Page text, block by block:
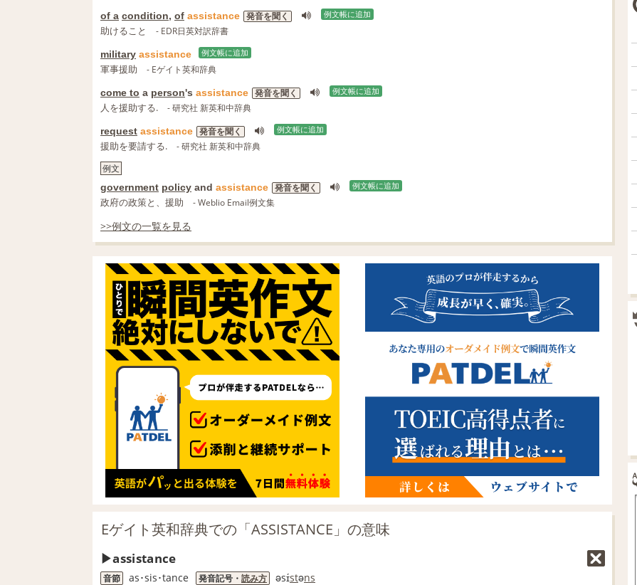
of a condition, of assistance 発音を聞く 例文帳に追加
助けること - EDR日英対訳辞書
military assistance 例文帳に追加
軍事援助 - Eゲイト英和辞典
come to a person's assistance 発音を聞く 例文帳に追加
人を援助する. - 研究社 新英和中辞典
request assistance 発音を聞く 例文帳に追加
援助を要請する.
- 研究社 新英和中辞典
例文
government policy and assistance 発音を聞く 例文帳に追加
政府の政策と、援助 - Weblio Email例文集
>>例文の一覧を見る
Eゲイト英和辞典での「ASSISTANCE」の意味
assistance
音節 as･sis･tance 発音記号・ 読み方 əsɪ́stəns